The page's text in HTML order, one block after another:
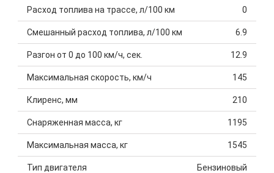
Расход топлива на трассе, л/100 км 0
Смешанный расход топлива, л/100 км 6.9
Разгон от 0 до 100 км/ч, сек. 12.9
Максимальная скорость, км/ч 145
Клиренс, мм 210
Снаряженная масса, кг 1195
Максимальная масса, кг 1545
Тип двигателя Бензиновый